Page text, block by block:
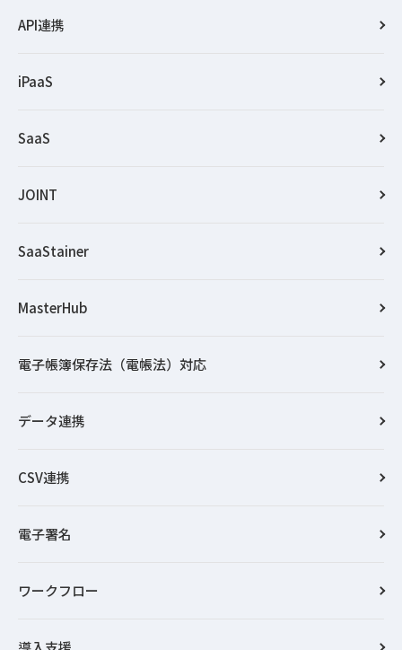
API連携
iPaaS
SaaS
JOINT
SaaStainer
MasterHub
電子帳簿保存法（電帳法）対応
データ連携
CSV連携
電子署名
ワークフロー